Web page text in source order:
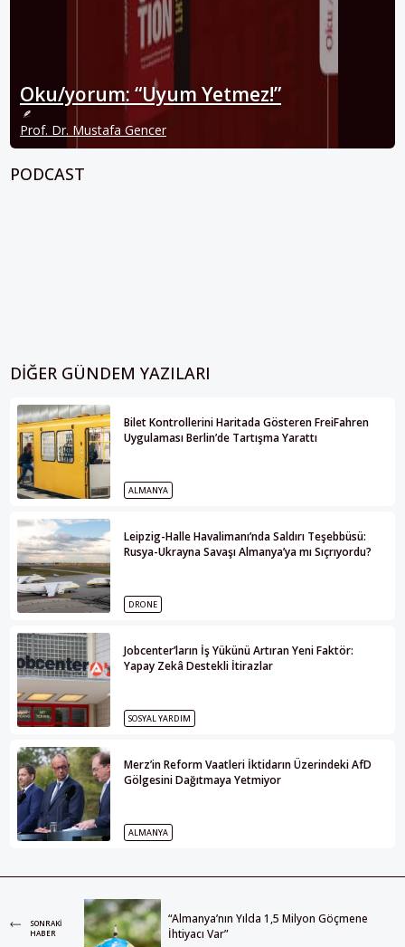
Oku/yorum: “Uyum Yetmez!”
Prof. Dr. Mustafa Gencer
PODCAST
DIĞER GÜNDEM YAZILARI
Bilet Kontrollerini Haritada Gösteren FreiFahren
Uygulaması Berlin’de Tartışma Yarattı
ALMANYA
Leipzig-Halle Havalimanı’nda Saldırı Teşebbüsü:
Rusya-Ukrayna Savaşı Almanya’ya mı Sıçrıyordu?
DRONE
Jobcenter’ların İş Yükünü Artıran Yeni Faktör:
Yapay Zekâ Destekli İtirazlar
SOSYAL YARDIM
Merz’in Reform Vaatleri İktidarın Üzerindeki AfD
Gölgesini Dağıtmaya Yetmiyor
ALMANYA
SONRAKI
HABER
“Almanya’nın Yılda 1,5 Milyon Göçmene
İhtiyacı Var”